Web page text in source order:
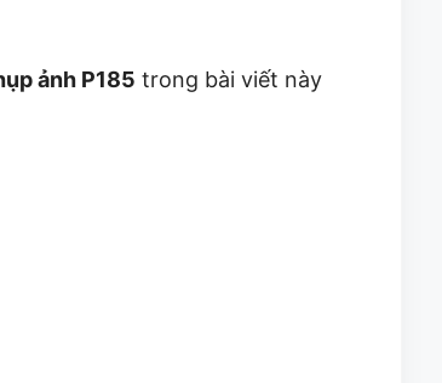
ảnh P185 trong bài viết này